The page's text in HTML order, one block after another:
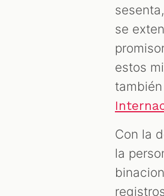
se
estos
Con la
la